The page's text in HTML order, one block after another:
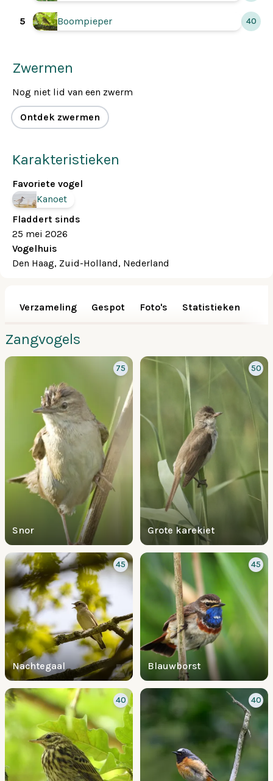
5 Boompieper 40
Zwermen
Nog niet lid van een zwerm
Ontdek zwermen
Karakteristieken
Favoriete vogel
Kanoet
Fladdert sinds
25 mei 2026
Vogelhuis
Den Haag, Zuid-Holland, Nederland
Verzameling Gespot Foto's Statistieken
Zangvogels
Snor
75
Grote karekiet
50
Nachtegaal
45
Blauwborst
45
40 40